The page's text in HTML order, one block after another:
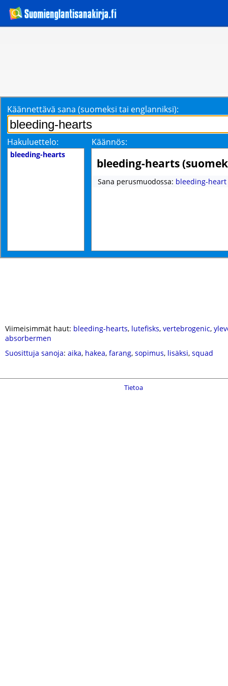
Käännettävä sana (suomeksi tai englanniksi):
Hakuluettelo: Käännös:
bleeding-hearts
bleeding-hearts
Sana perusmuodossa: bleeding-heart
Viimeisimmät haut: bleeding-hearts, lutefisks, vertebrogenic,
absorbermen
Suosittuja sanoja: aika, hakea, farang, sopimus, lisäksi, squad
Tietoa